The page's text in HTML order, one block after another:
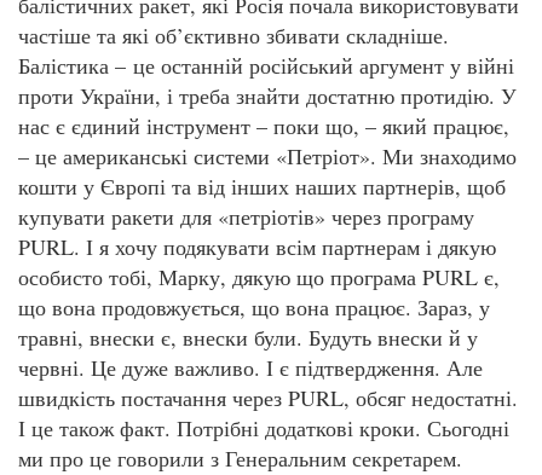
частіше та які об’єктивно збивати складніше.
Балістика – це останній російський аргумент у війні
проти України, і треба знайти достатню протидію. У
нас є єдиний інструмент – поки що, – який працює,
– це американські системи «Петріот». Ми знаходимо
кошти у Європі та від інших наших партнерів, щоб
купувати ракети для «петріотів» через програму
PURL. І я хочу подякувати всім партнерам і дякую
особисто тобі, Марку, дякую що програма PURL є,
що вона продовжується, що вона працює. Зараз, у
травні, внески є, внески були. Будуть внески й у
червні. Це дуже важливо. І є підтвердження. Але
швидкість постачання через PURL, обсяг недостатні.
І це також факт. Потрібні додаткові кроки. Сьогодні
ми про це говорили з Генеральним секретарем.